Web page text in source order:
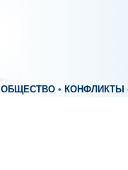
ОБЩЕСТВО • КОНФЛИКТЫ